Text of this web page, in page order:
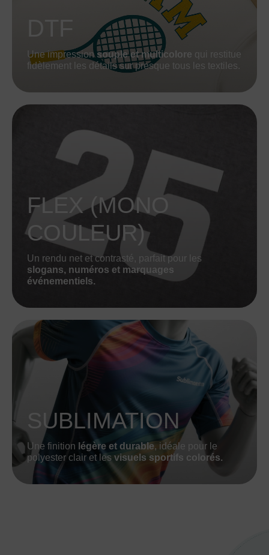
DTF
Une impressionsouple et multicolore qui restitue
fidèlement les détails sur presque tous les textiles.
FLEX (MONO
COULEUR)
Un rendu net et contrasté, parfait pour les
slogans, numéros et marquages
événementiels.
SUBLIMATION
Une finition légère et durable, idéale pour le
polyester clair et les visuels sportifs colorés.